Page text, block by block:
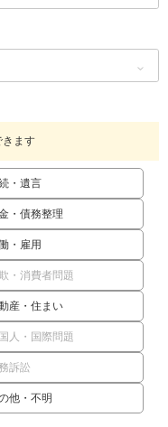
きます
・遺言
・債務整理
・雇用
・消費者問題
産・住まい
人・国際問題
訴訟
他・不明